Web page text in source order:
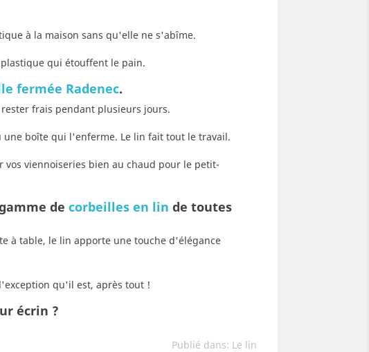
à la maison sans qu'elle ne s'abîme.
qui étouffent le pain.
fermée Radenec.
frais pendant plusieurs jours.
boîte qui l'enferme. Le lin fait tout le travail.
vos viennoiseries bien au chaud pour le petit-
de corbeilles en lin de toutes
à table, le lin apporte une touche d'élégance
qu'il est, après tout !
écrin ?
Publié dans: Le lin